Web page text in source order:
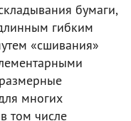
бумаги,
гибким
«сшивания»
многих
том числе